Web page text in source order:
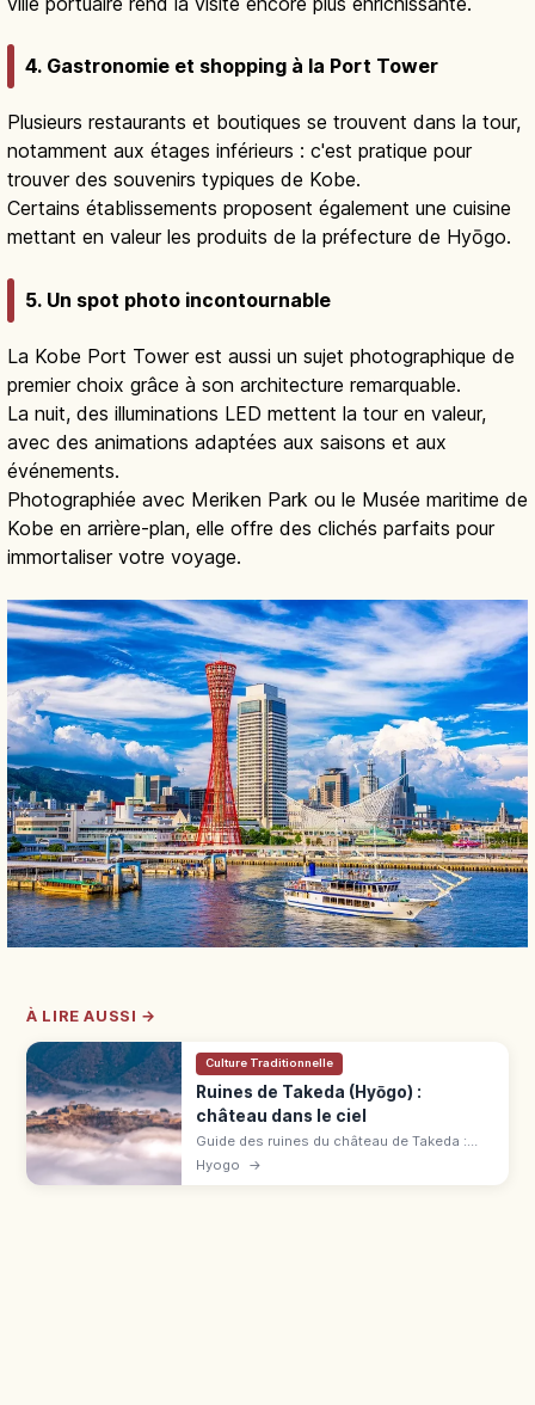
4. Gastronomie et shopping à la Port Tower
Plusieurs restaurants et boutiques se trouvent dans la tour,
notamment aux étages inférieurs : c'est pratique pour
trouver des souvenirs typiques de Kobe.
Certains établissements proposent également une cuisine
mettant en valeur les produits de la préfecture de Hyōgo.
5. Un spot photo incontournable
La Kobe Port Tower est aussi un sujet photographique de
premier choix grâce à son architecture remarquable.
La nuit, des illuminations LED mettent la tour en valeur,
avec des animations adaptées aux saisons et aux
événements.
Photographiée avec Meriken Park ou le Musée maritime de
Kobe en arrière-plan, elle offre des clichés parfaits pour
immortaliser votre voyage.
À LIRE AUSSI →
Culture Traditionnelle
Ruines de Takeda (Hyōgo) :
château dans le ciel
Guide des ruines du château de Takeda :
mer de nuages d’octobre à novembre, vue
depuis Ritsuunkyō et accès par JR Takeda et
Hyogo →